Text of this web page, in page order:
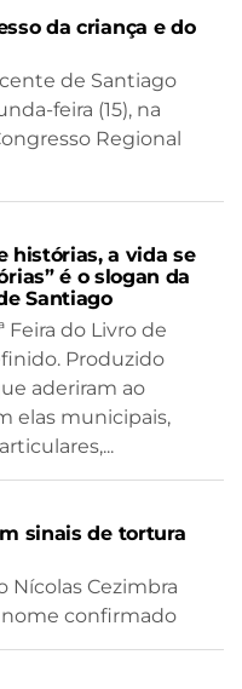
da criança e do
de Santiago
feira (15), na
Regional
histórias, a vida se
é o slogan da
Santiago
Feira do Livro de
Produzido
aderiram ao
elas municipais,
sinais de tortura
Cezimbra
confirmado